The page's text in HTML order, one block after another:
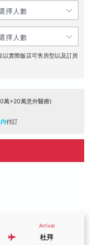
以實際飯店可售房型以及訂房
萬+20萬意外醫療)
付訂
Arrival
杜拜